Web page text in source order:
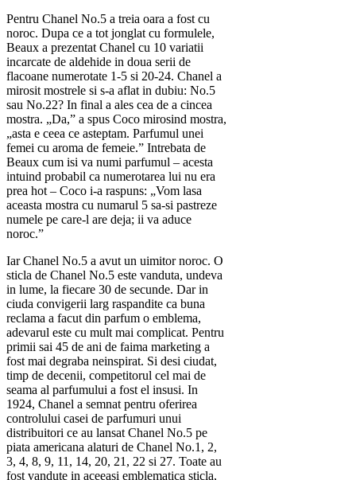
Pentru Chanel No.5 a treia oara a fost cu
noroc. Dupa ce a tot jonglat cu formulele,
Beaux a prezentat Chanel cu 10 variatii
incarcate de aldehide in doua serii de
flacoane numerotate 1-5 si 20-24. Chanel a
mirosit mostrele si s-a aflat in dubiu: No.5
sau No.22? In final a ales cea de a cincea
mostra. „Da,” a spus Coco mirosind mostra,
„asta e ceea ce asteptam. Parfumul unei
femei cu aroma de femeie.” Intrebata de
Beaux cum isi va numi parfumul – acesta
intuind probabil ca numerotarea lui nu era
prea hot – Coco i-a raspuns: „Vom lasa
aceasta mostra cu numarul 5 sa-si pastreze
numele pe care-l are deja; ii va aduce
noroc.”
Iar Chanel No.5 a avut un uimitor noroc. O
sticla de Chanel No.5 este vanduta, undeva
in lume, la fiecare 30 de secunde. Dar in
ciuda convigerii larg raspandite ca buna
reclama a facut din parfum o emblema,
adevarul este cu mult mai complicat. Pentru
primii sai 45 de ani de faima marketing a
fost mai degraba neinspirat. Si desi ciudat,
timp de decenii, competitorul cel mai de
seama al parfumului a fost el insusi. In
1924, Chanel a semnat pentru oferirea
controlului casei de parfumuri unui
distribuitori ce au lansat Chanel No.5 pe
piata americana alaturi de Chanel No.1, 2,
3, 4, 8, 9, 11, 14, 20, 21, 22 si 27. Toate au
fost vandute in aceeasi emblematica sticla,